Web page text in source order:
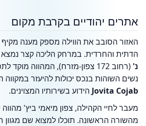
אתרים יהודיים בקרבת מקום
האזור הסובב את הווילה מספק מענה מקיף
הדתית והחרדית. במרחק הליכה קצר
נ'
(רחוב 172 צפון-מזרח), המהווה מוקד
נשים השוהות בנכס יכולות להיעזר במקווה
Jovita Cojab הידוע בשירותיו המצוינים.
מעבר לחיי הקהילה, צפון מיאמי ביץ' מהווה
מהשורה הראשונה. תוכלו למצוא שם מגוון